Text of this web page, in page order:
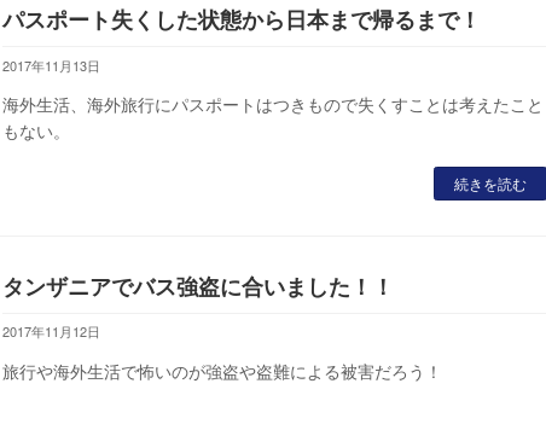
パスポート失くした状態から日本まで帰るまで！
2017年11月13日
海外生活、海外旅行にパスポートはつきもので失くすことは考えたこと
もない。
続きを読む
タンザニアでバス強盗に合いました！！
2017年11月12日
旅行や海外生活で怖いのが強盗や盗難による被害だろう！